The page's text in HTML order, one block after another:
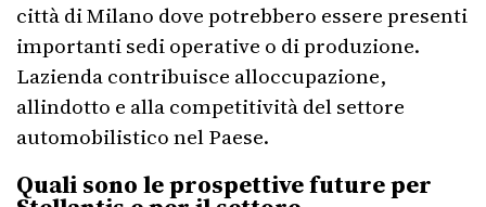
città di Milano dove potrebbero essere presenti
importanti sedi operative o di produzione.
Lazienda contribuisce alloccupazione,
allindotto e alla competitività del settore
automobilistico nel Paese.
Quali sono le prospettive future per